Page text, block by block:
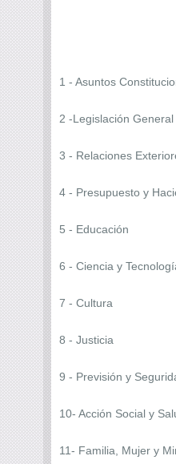
1 - Asuntos
2 -Legislación General
3 - Relaciones
4 - Presupuesto y
5 - Educación
6 - Ciencia y
7 - Cultura
8 - Justicia
9 - Previsión y
10- Acción Social y
11- Familia, Mujer y